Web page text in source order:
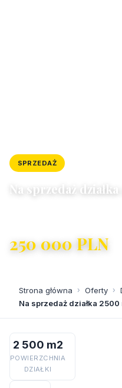
SPRZEDAŻ
Na sprzedaż
250 000 PLN
Strona główna › Oferty ›
Na sprzedaż działka 2500
2 500 m2
POWIERZCHNIA
DZIAŁKI